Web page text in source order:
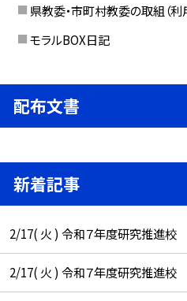
県教委・市町村教委の取組（利
モラルBOX日記
配布文書
新着記事
2/17( 火 ) 令和７年度研究推進
2/17( 火 ) 令和７年度研究推進